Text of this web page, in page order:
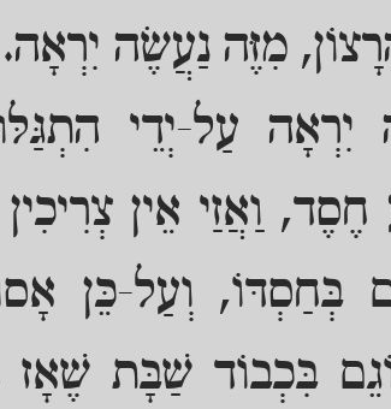
מִזֶּה נַעֲשֶׂה
עַל-יְדֵי
וַאֲזַי אֵין
בְּחַסְדּוֹ, וְעַל-כֵּן
בִּכְבוֹד שַׁבָּת שֶׁאָז